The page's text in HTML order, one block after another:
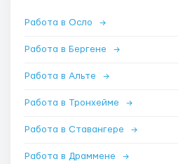
Работа в Осло →
Работа в Бергене →
Работа в Альте →
Работа в Тронхейме →
Работа в Ставангере →
Работа в Драммене →